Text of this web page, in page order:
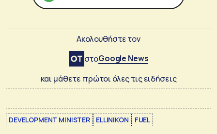
Ακολουθήστε τον
στοGoogle News
και μάθετε πρώτοι όλες τις ειδήσεις
DEVELOPMENT MINISTER ELLINIKON FUEL